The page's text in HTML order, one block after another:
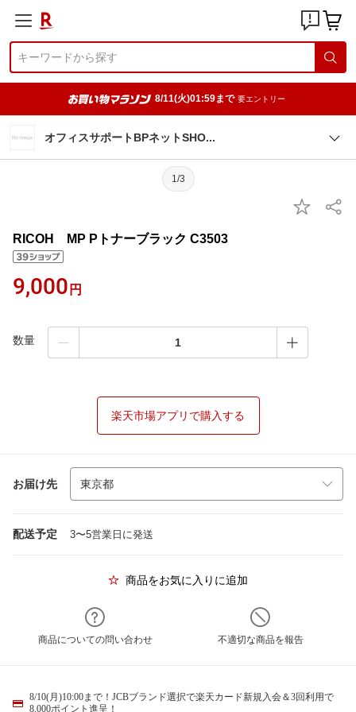
8/11(火)01:59まで 要エントリー
オフィスサポートBPネットSHO
1/3
RICOH MP Pトナーブラック C3503
9,000 円
数量
楽天市場アプリで購入する
お届け先
配送予定 3〜5営業日に発送
商品をお気に入りに追加
商品についての問い合わせ 不適切な商品を報告
8/10(月)10:00まで！JCBブランド選択で楽天カード新規入会＆3回利用で
8,000ポイント進呈！